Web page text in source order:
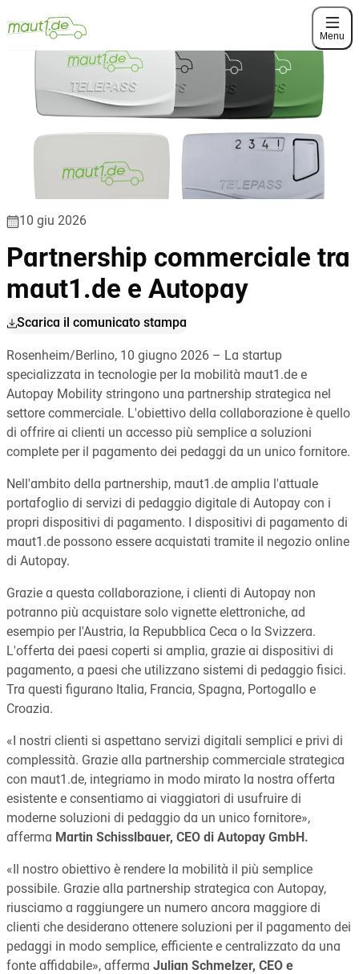
Menu
10 giu 2026
Partnership commerciale tra
maut1.de e Autopay
Scarica il comunicato stampa
Rosenheim/Berlino, 10 giugno 2026 – La startup
specializzata in tecnologie per la mobilità maut1.de e
Autopay Mobility stringono una partnership strategica nel
settore commerciale. L'obiettivo della collaborazione è quello
di offrire ai clienti un accesso più semplice a soluzioni
complete per il pagamento dei pedaggi da un unico fornitore.
Nell'ambito della partnership, maut1.de amplia l'attuale
portafoglio di servizi di pedaggio digitale di Autopay con i
propri dispositivi di pagamento. I dispositivi di pagamento di
maut1.de possono essere acquistati tramite il negozio online
di Autopay.
Grazie a questa collaborazione, i clienti di Autopay non
potranno più acquistare solo vignette elettroniche, ad
esempio per l'Austria, la Repubblica Ceca o la Svizzera.
L'offerta dei paesi coperti si amplia, grazie ai dispositivi di
pagamento, a paesi che utilizzano sistemi di pedaggio fisici.
Tra questi figurano Italia, Francia, Spagna, Portogallo e
Croazia.
«I nostri clienti si aspettano servizi digitali semplici e privi di
complessità. Grazie alla partnership commerciale strategica
con maut1.de, integriamo in modo mirato la nostra offerta
esistente e consentiamo ai viaggiatori di usufruire di
moderne soluzioni di pedaggio da un unico fornitore»,
afferma Martin Schisslbauer, CEO di Autopay GmbH.
«Il nostro obiettivo è rendere la mobilità il più semplice
possibile. Grazie alla partnership strategica con Autopay,
riusciamo a raggiungere un numero ancora maggiore di
clienti che desiderano ottenere soluzioni per il pagamento dei
pedaggi in modo semplice, efficiente e centralizzato da una
fonte affidabile», afferma Julian Schmelzer, CEO e